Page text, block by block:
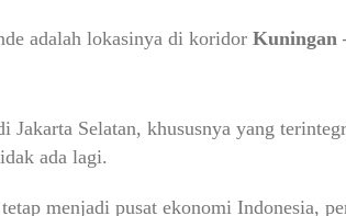
adalah lokasinya di koridor Kuningan
Jakarta Selatan, khususnya yang
ada lagi.
tetap menjadi pusat ekonomi Indonesia,